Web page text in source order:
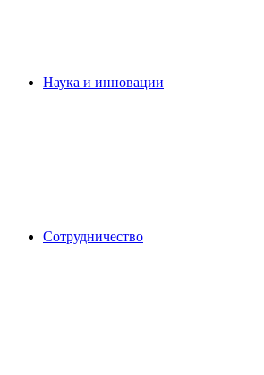
Наука и инновации
Сотрудничество